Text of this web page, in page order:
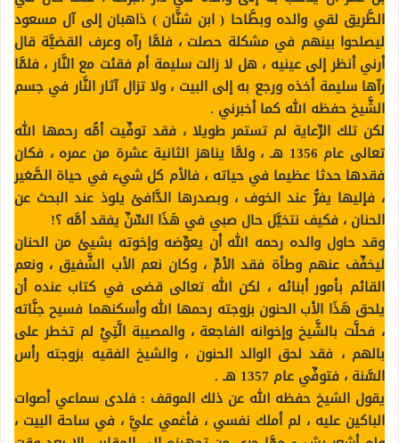
الطَّريق لقي والده وبطَّاحا ( ابن شنَّان ) ذاهبان إلى آل مسعود
ليصلحوا بينهم في مشكلة حصلت ، فلمَّا رآه وعرف القضيَّة قال
أرني أنظر إلى عينيه ، هل لا زالت سليمة أم فقئت مع النَّار ، فلمَّا
رآها سليمة أخذه ورجع به إلى البيت ، ولا تزال آثار النَّار في جسم
الشَّيخ حفظه الله كما أخبرني .
لكن تلك الرِّعاية لم تستمر طويلا ، فقد توفِّيت أمُّه رحمها الله
تعالى عام 1356 هـ ، ولمَّا يناهز الثانية عشرة من عمره ، فكان
فقدها حدثا عظيما في حياته ، فالأم كل شيء في حياة الصَّغير
، فإليها يفرُّ عند الخوف ، وبصدرها الدَّافئ يلوذ عند البحث عن
الحنان ، فكيف نتخيَّل حال صبي في هَذَا السِّنِّ يفقد أمَّه ؟!
وقد حاول والده رحمه الله أن يعوِّضه وإخوته بشيئ من الحنان
ليخفِّف عنهم وطأة فقد الأمِّ ، وكان نعم الأب الشَّفيق ، ونعم
القائم بأمور أبنائه ، لكن الله تعالى قضى في كتاب عنده أن
يلحق هَذَا الأب الحنون بزوجته رحمها الله وأسكنهما فسيح جنَّاته
، فحلَّت بالشَّيخ وإخوانه الفاجعة ، والمصيبة الَّتِيْ لم تخطر على
بالهم ، فقد لحق الوالد الحنون ، والشيخ الفقيه بزوجته رأس
السَّنة ، فتوفِّي عام 1357 هـ .
يقول الشيخ حفظه الله عن ذلك الموقف : فلدى سماعي أصوات
الباكين عليه ، لم أملك نفسي ، فأغمي عليَّ ، في ساحة البيت ،